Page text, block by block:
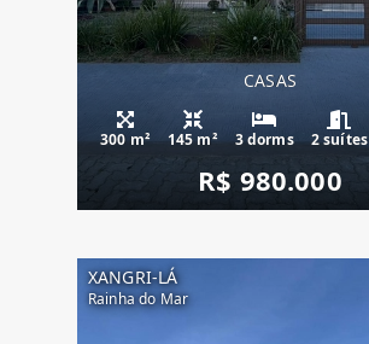
CASAS
300 m² 145 m² 3 dorms 2 suítes
R$ 980.000
XANGRI-LÁ
Rainha do Mar